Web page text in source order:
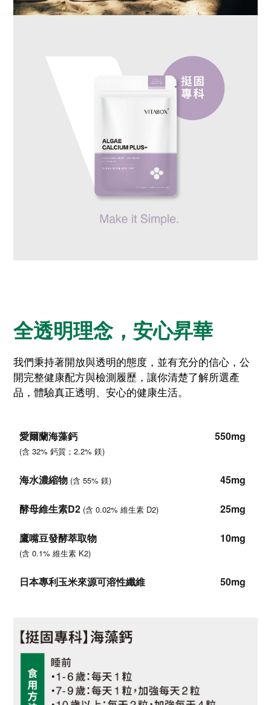
全透明理念，安心昇華
我們秉持著開放與透明的態度，並有充分的信心，公
開完整健康配方與檢測履歷，讓你清楚了解所選產
品，體驗真正透明、安心的健康生活。
愛爾蘭海藻鈣
(含 32% 鈣質；2.2% 鎂)
海水濃縮物 (含 55% 鎂)
酵母維生素D2 (含 0.02% 維生素 D2)
鷹嘴豆發酵萃取物
(含 0.1% 維生素 K2)
日本專利玉米來源可溶性纖維
550mg
45mg
25mg
10mg
50mg